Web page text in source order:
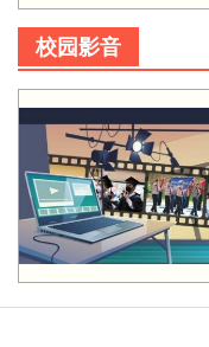
校园影音